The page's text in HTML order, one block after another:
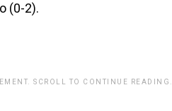
(0-2).
SCROLL TO CONTINUE READING.